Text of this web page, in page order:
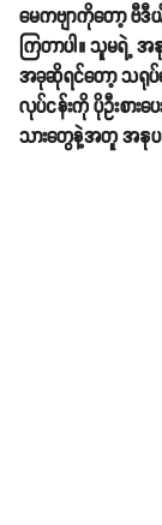
မေကဗျာကိုတော့ ဗီ
ကြတာပါ။ သူမရဲ့ အ
အခုဆိုရင်တော့ သရုပ်
လုပ်ငန်းကို ပိုဦးစာ
သားတွေနဲ့အတူ အနု